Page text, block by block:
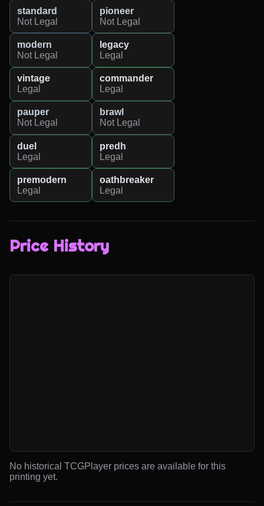
standard
Not Legal
pioneer
Not Legal
modern
Not Legal
legacy
Legal
vintage
Legal
commander
Legal
pauper
Not Legal
brawl
Not Legal
duel
Legal
predh
Legal
premodern
Legal
oathbreaker
Legal
Price History
No historical TCGPlayer prices are available for this
printing yet.